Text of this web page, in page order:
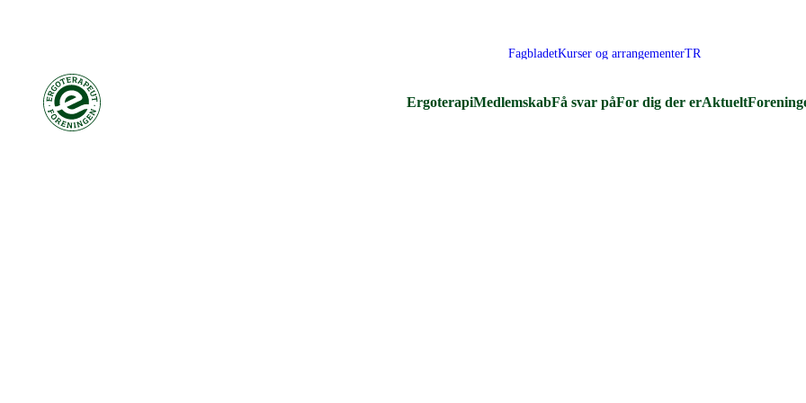
FagbladetKurser og arrangementerTR
ErgoterapiMedlemskabFå svar påFor dig der erAktuelt